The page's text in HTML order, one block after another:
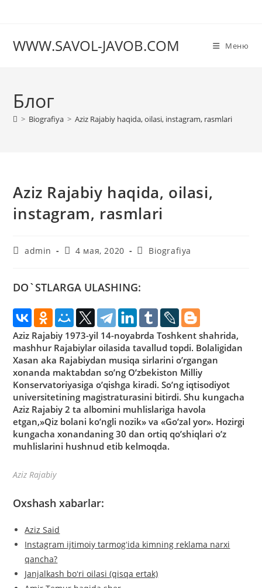
WWW.SAVOL-JAVOB.COM Меню
Блог
> Biografiya > Aziz Rajabiy haqida, oilasi, instagram, rasmlari
Aziz Rajabiy haqida, oilasi,
instagram, rasmlari
Автор
admin
Запись
4 мая, 2020
Рубрика
Biografiya
DO`STLARGA ULASHING:
Aziz Rajabiy 1973-yil 14-noyabrda Toshkent shahrida,
mashhur Rajabiylar oilasida tavallud topdi. Bolaligidan
Xasan aka Rajabiydan musiqa sirlarini o’rgangan
xonanda maktabdan so’ng O’zbekiston Milliy
Konservatoriyasiga o’qishga kiradi. So’ng iqtisodiyot
universitetining magistraturasini bitirdi. Shu kungacha
Aziz Rajabiy 2 ta albomini muhlislariga havola
etgan,»Qiz bolani ko’ngli nozik» va «Go’zal yor». Hozirgi
kungacha xonandaning 30 dan ortiq qo’shiqlari o’z
muhlislarini hushnud etib kelmoqda.
Aziz Rajabiy
Oxshash xabarlar:
Aziz Said
Instagram ijtimoiy tarmogʻida kimning reklama narxi
qancha?
Janjalkash boʻri oilasi (qisqa ertak)